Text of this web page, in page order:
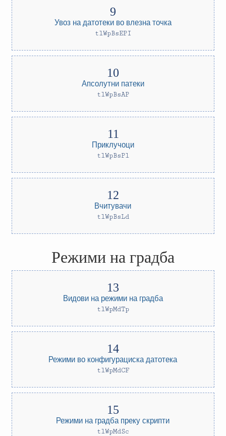
Увоз на датотеки во влезна точка
tlWpBsEPI
Апсолутни патеки
tlWpBsAP
Приклучоци
tlWpBsPl
Вчитувачи
tlWpBsLd
Режими на градба
Видови на режими на градба
tlWpMdTp
Режими во конфигурациска датотека
tlWpMdCF
Режими на градба преку скрипти
tlWpMdSc